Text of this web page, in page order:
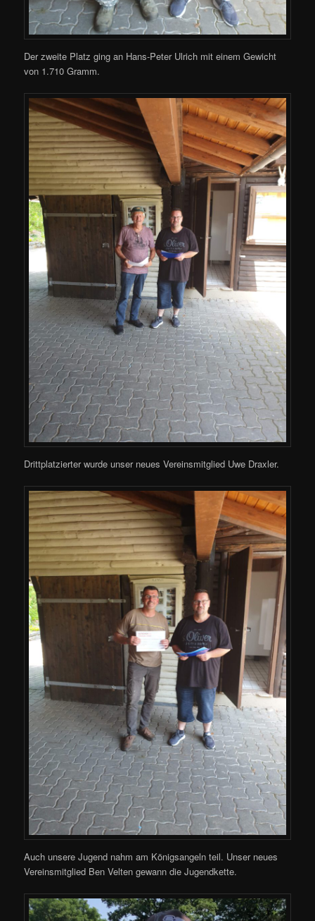
Der zweite Platz ging an Hans-Peter Ulrich mit einem Gewicht
von 1.710 Gramm.
Drittplatzierter wurde unser neues Vereinsmitglied Uwe Draxler.
Auch unsere Jugend nahm am Königsangeln teil. Unser neues
Vereinsmitglied Ben Velten gewann die Jugendkette.